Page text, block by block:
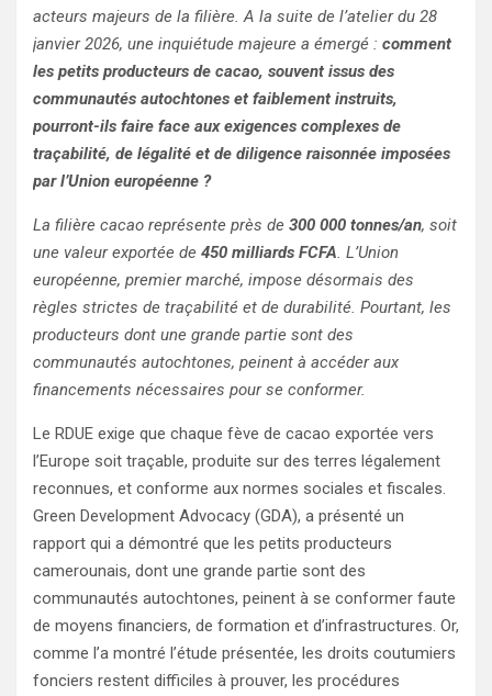
acteurs majeurs de la filière. A la suite de l’atelier du 28
janvier 2026, une inquiétude majeure a émergé : comment
les petits producteurs de cacao, souvent issus des
communautés autochtones et faiblement instruits,
pourront-ils faire face aux exigences complexes de
traçabilité, de légalité et de diligence raisonnée imposées
par l’Union européenne ?
La filière cacao représente près de 300 000 tonnes/an, soit
une valeur exportée de 450 milliards FCFA. L’Union
européenne, premier marché, impose désormais des
règles strictes de traçabilité et de durabilité. Pourtant, les
producteurs dont une grande partie sont des
communautés autochtones, peinent à accéder aux
financements nécessaires pour se conformer.
Le RDUE exige que chaque fève de cacao exportée vers
l’Europe soit traçable, produite sur des terres légalement
reconnues, et conforme aux normes sociales et fiscales.
Green Development Advocacy (GDA), a présenté un
rapport qui a démontré que les petits producteurs
camerounais, dont une grande partie sont des
communautés autochtones, peinent à se conformer faute
de moyens financiers, de formation et d’infrastructures. Or,
comme l’a montré l’étude présentée, les droits coutumiers
fonciers restent difficiles à prouver, les procédures